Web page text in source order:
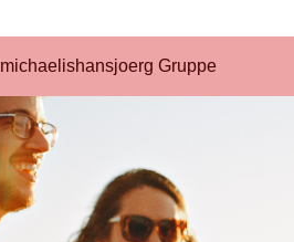
michaelishansjoerg Gruppe